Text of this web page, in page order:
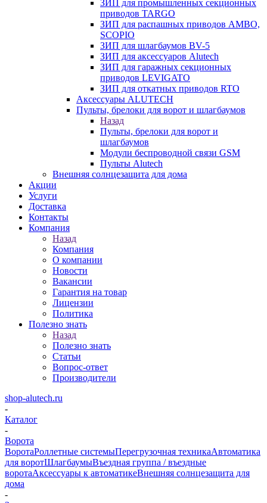
ЗИП для промышленных секционных
приводов TARGO
ЗИП для распашных приводов AMBO,
SCOPIO
ЗИП для шлагбаумов BV-5
ЗИП для аксессуаров Alutech
ЗИП для гаражных секционных
приводов LEVIGATO
ЗИП для откатных приводов RTO
Аксессуары ALUTECH
Пульты, брелоки для ворот и шлагбаумов
Назад
Пульты, брелоки для ворот и
шлагбаумов
Модули беспроводной связи GSM
Пульты Alutech
Внешняя солнцезащита для дома
Акции
Услуги
Доставка
Контакты
Компания
Назад
Компания
О компании
Новости
Вакансии
Гарантия на товар
Лицензии
Политика
Полезно знать
Назад
Полезно знать
Статьи
Вопрос-ответ
Производители
shop-alutech.ru
-
Каталог
-
Ворота
ВоротаРоллетные системыПерегрузочная техникаАвтоматика
для воротШлагбаумыВъездная группа / въездные
воротаАксессуары к автоматикеВнешняя солнцезащита для
дома
-